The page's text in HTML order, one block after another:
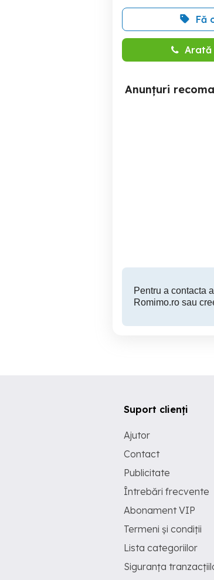
Fă
Anunțuri
Pentru a contacta
Romimo.ro sau
Suport clienți
Ajutor
Contact
Publicitate
Întrebări frecvente
Abonament VIP
Termeni și condiții
Lista categoriilor
Siguranța